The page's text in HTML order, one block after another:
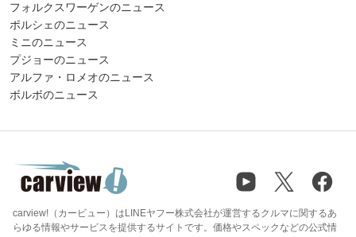
フォルクスワーゲンのニュース
ポルシェのニュース
ミニのニュース
プジョーのニュース
アルファ・ロメオのニュース
ボルボのニュース
carview!（カービュー）はLINEヤフー株式会社が運営するクルマに関するあ
らゆる情報やサービスを提供するサイトです。価格やスペックなどの公式情